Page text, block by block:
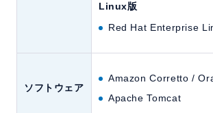
Linux版
Red Hat Enterprise
ソフトウェア
Amazon Corretto /
Apache Tomcat